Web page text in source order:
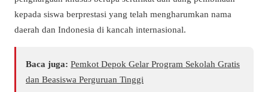
kepada siswa berprestasi yang telah mengharumkan nama
daerah dan Indonesia di kancah internasional.
Baca juga: Pemkot Depok Gelar Program Sekolah Gratis
dan Beasiswa Perguruan Tinggi